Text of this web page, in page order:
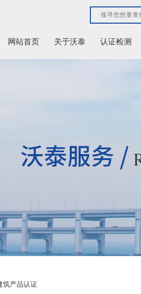
网站首页 关于沃泰 认证检测
筑产品认证